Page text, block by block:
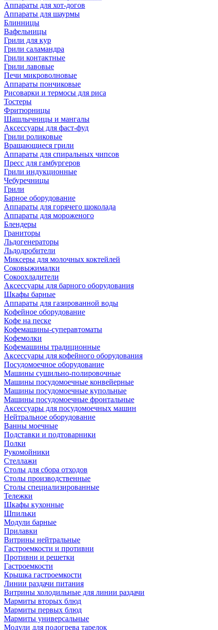
Аппараты для хот-догов
Аппараты для шаурмы
Блинницы
Вафельницы
Грили для кур
Грили саламандра
Грили контактные
Грили лавовые
Печи микроволновые
Аппараты пончиковые
Рисоварки и термосы для риса
Тостеры
Фритюрницы
Шашлычницы и мангалы
Аксессуары для фаст-фуд
Грили роликовые
Вращающиеся грили
Аппараты для спиральных чипсов
Пресс для гамбургеров
Грили индукционные
Чебуречницы
Грили
Барное оборудование
Аппараты для горячего шоколада
Аппараты для мороженого
Блендеры
Граниторы
Льдогенераторы
Льдодробители
Миксеры для молочных коктейлей
Соковыжималки
Сокоохладители
Аксессуары для барного оборудования
Шкафы барные
Аппараты для газированной воды
Кофейное оборудование
Кофе на песке
Кофемашины-суперавтоматы
Кофемолки
Кофемашины традиционные
Аксессуары для кофейного оборудования
Посудомоечное оборудование
Машины сушильно-полировочные
Машины посудомоечные конвейерные
Машины посудомоечные купольные
Машины посудомоечные фронтальные
Аксессуары для посудомоечных машин
Нейтральное оборудование
Ванны моечные
Подставки и подтоварники
Полки
Рукомойники
Стеллажи
Столы для сбора отходов
Столы производственные
Столы специализированные
Тележки
Шкафы кухонные
Шпильки
Модули барные
Прилавки
Витрины нейтральные
Гастроемкости и противни
Противни и решетки
Гастроемкости
Крышка гастроемкости
Линии раздачи питания
Витрины холодильные для линии раздачи
Мармиты вторых блюд
Мармиты первых блюд
Мармиты универсальные
Модули для подогрева тарелок